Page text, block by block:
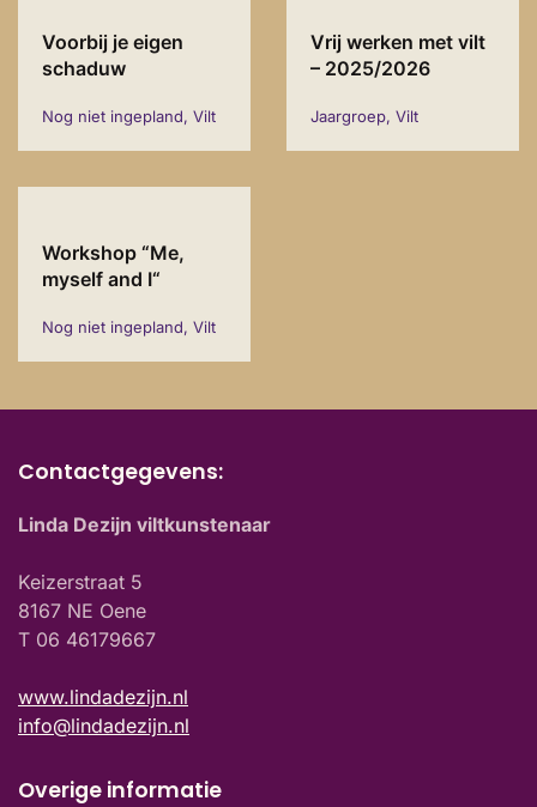
Voorbij je eigen
schaduw
Nog niet ingepland, Vilt
Vrij werken met vilt
– 2025/2026
Jaargroep, Vilt
Workshop “Me,
myself and I“
Nog niet ingepland, Vilt
Contactgegevens:
Linda Dezijn viltkunstenaar
Keizerstraat 5
8167 NE Oene
T 06 46179667
www.lindadezijn.nl
info@lindadezijn.nl
Overige informatie